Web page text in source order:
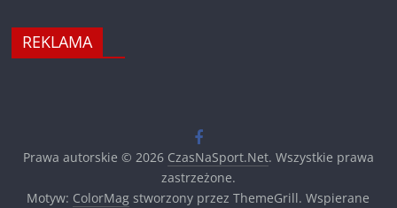
REKLAMA
Prawa autorskie © 2026 CzasNaSport.Net. Wszystkie prawa
zastrzeżone.
Motyw: ColorMag stworzony przez ThemeGrill. Wspierane